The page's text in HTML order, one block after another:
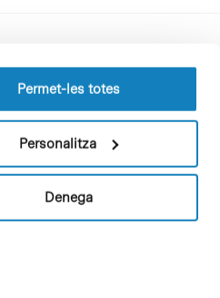
Permet-les totes
Personalitza
Denega
Perfil del contractant
de privacitat
Avís Legal
Política de cookies
i patrocinadors
Borsa de treball
Contacte